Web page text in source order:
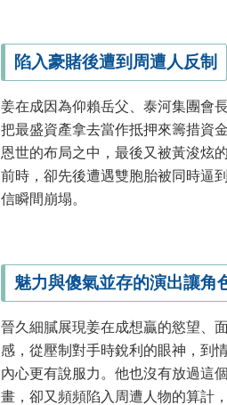
陷入豪賭後遭到周遭人反制
姜在成因為仰賴岳父、泰河集團會
把最盛資產拿去當作抵押來籌措資
恩世的布局之中，最後又被黃浚炫
前時，卻先後遭遇雙胞胎被同時逼
信瞬間崩塌。
魅力與傻氣並存的演出讓角
晉久細膩展現姜在成想贏的慾望、
感，從壓制對手時銳利的眼神，到
內心更有說服力。他也沒有放過這
畫，卻又頻頻陷入周遭人物的算計